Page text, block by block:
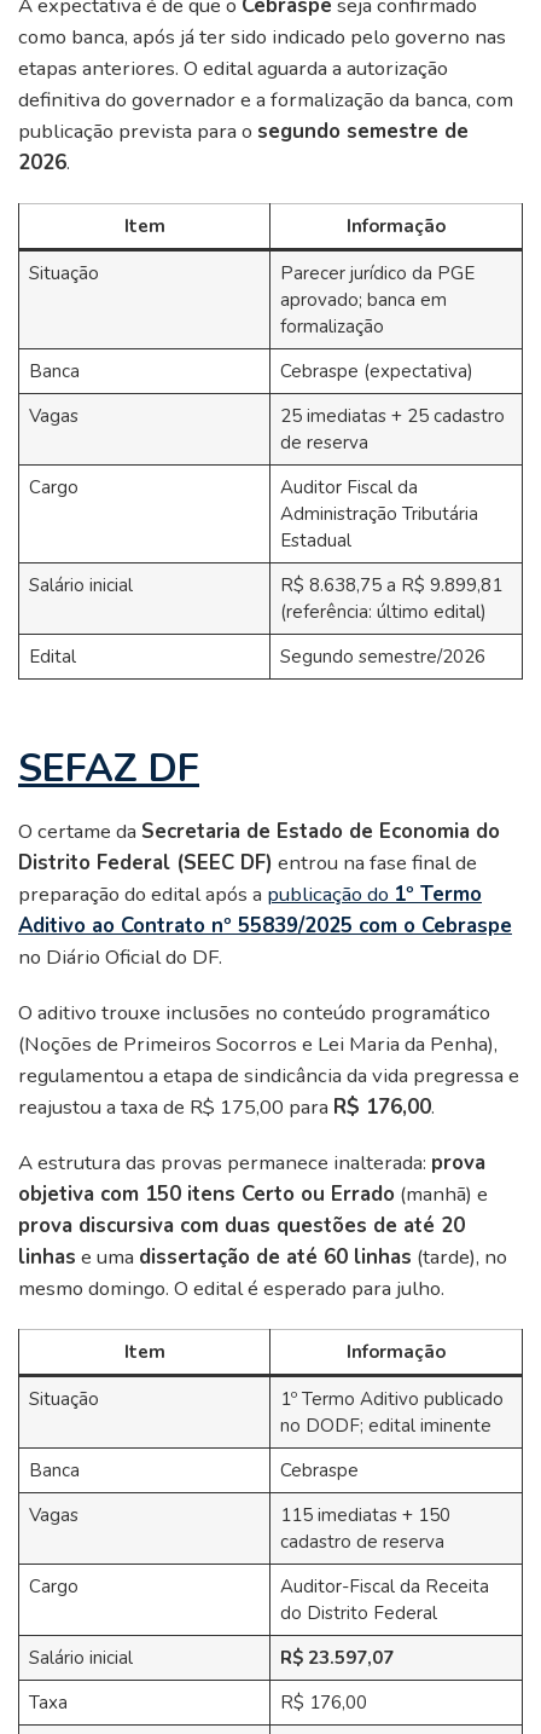
como banca, após já ter sido indicado pelo governo nas
etapas anteriores. O edital aguarda a autorização
definitiva do governador e a formalização da banca, com
publicação prevista para o segundo semestre de
2026.
Item
Informação
Situação
Parecer jurídico da PGE
aprovado; banca em
formalização
Banca
Cebraspe (expectativa)
Vagas
25 imediatas + 25 cadastro
de reserva
Cargo
Auditor Fiscal da
Administração Tributária
Estadual
Salário inicial
R$ 8.638,75 a R$ 9.899,81
(referência: último edital)
Edital
Segundo semestre/2026
SEFAZ DF
O certame da Secretaria de Estado de Economia do
Distrito Federal (SEEC DF) entrou na fase final de
preparação do edital após a publicação do 1º Termo
Aditivo ao Contrato nº 55839/2025 com o Cebraspe
no Diário Oficial do DF.
O aditivo trouxe inclusões no conteúdo programático
(Noções de Primeiros Socorros e Lei Maria da Penha),
regulamentou a etapa de sindicância da vida pregressa e
reajustou a taxa de R$ 175,00 para R$ 176,00.
A estrutura das provas permanece inalterada: prova
objetiva com 150 itens Certo ou Errado (manhã) e
prova discursiva com duas questões de até 20
linhas e uma dissertação de até 60 linhas (tarde), no
mesmo domingo. O edital é esperado para julho.
Item
Informação
Situação
1º Termo Aditivo publicado
no DODF; edital iminente
Banca
Cebraspe
Vagas
115 imediatas + 150
cadastro de reserva
Cargo
Auditor-Fiscal da Receita
do Distrito Federal
Salário inicial
R$ 23.597,07
Taxa
R$ 176,00